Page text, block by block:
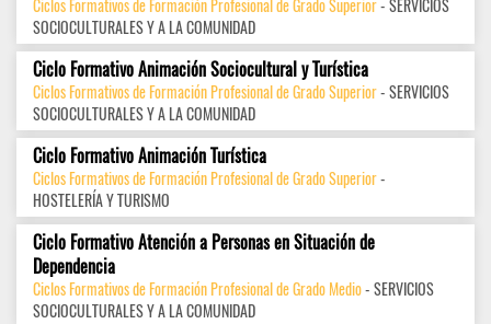
Ciclos Formativos de Formación Profesional de Grado Superior- SERVICIOS
SOCIOCULTURALES Y A LA COMUNIDAD
Ciclo Formativo Animación Sociocultural y Turística
Ciclos Formativos de Formación Profesional de Grado Superior- SERVICIOS
SOCIOCULTURALES Y A LA COMUNIDAD
Ciclo Formativo Animación Turística
Ciclos Formativos de Formación Profesional de Grado Superior-
HOSTELERÍA Y TURISMO
Ciclo Formativo Atención a Personas en Situación de
Dependencia
Ciclos Formativos de Formación Profesional de Grado Medio- SERVICIOS
SOCIOCULTURALES Y A LA COMUNIDAD